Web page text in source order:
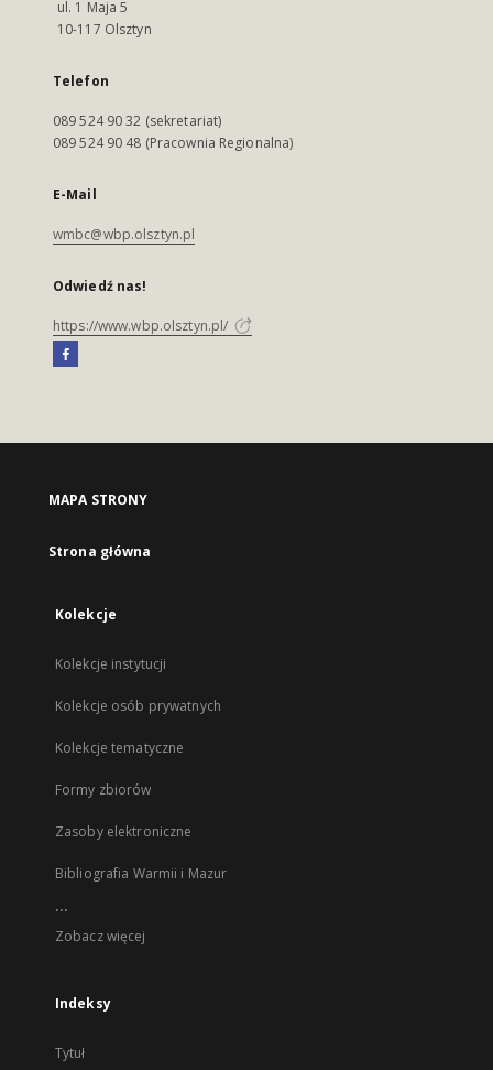
ul. 1 Maja 5
10-117 Olsztyn
Telefon
089 524 90 32 (sekretariat)
089 524 90 48 (Pracownia Regionalna)
E-Mail
wmbc@wbp.olsztyn.pl
Odwiedź nas!
https://www.wbp.olsztyn.pl/
MAPA STRONY
Strona główna
Kolekcje
Kolekcje instytucji
Kolekcje osób prywatnych
Kolekcje tematyczne
Formy zbiorów
Zasoby elektroniczne
Bibliografia Warmii i Mazur
...
Zobacz więcej
Indeksy
Tytuł